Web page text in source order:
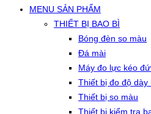
MENU SẢN PHẨM
THIẾT BỊ BAO BÌ
Bóng đèn so màu
Đá mài
Máy đo lực kéo
Thiết bị đo độ dày
Thiết bị so màu
Thiết bị kiểm tra